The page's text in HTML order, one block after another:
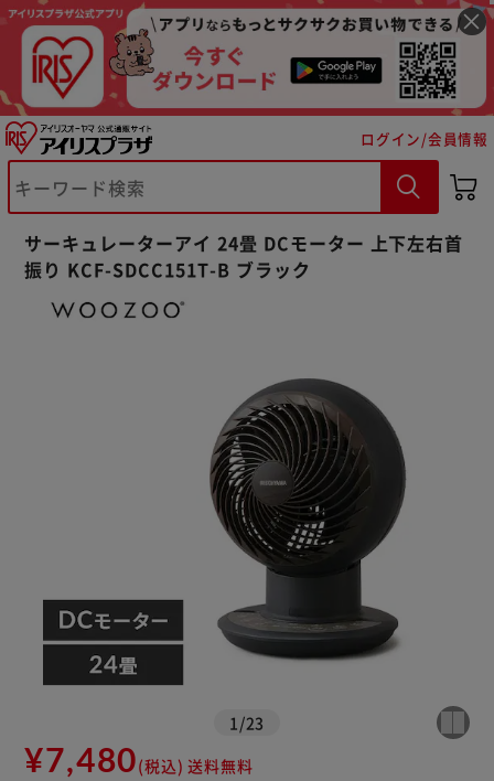
ログイン/会員情報
サーキュレーターアイ 24畳 DCモーター 上下左右首
振り KCF-SDCC151T-B ブラック
1 /23
¥7,480(税込) 送料無料